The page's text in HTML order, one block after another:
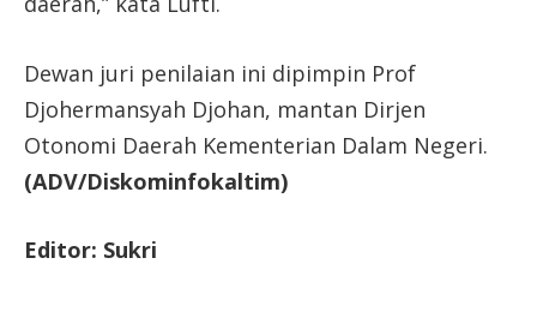
Dewan juri penilaian ini dipimpin Prof
Djohermansyah Djohan, mantan Dirjen
Otonomi Daerah Kementerian Dalam Negeri.
(ADV/Diskominfokaltim)
Editor: Sukri